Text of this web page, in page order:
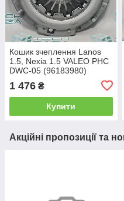
Кошик зчеплення Lanos
1.5, Nexia 1.5 VALEO PHC
DWC-05 (96183980)
1 476 ₴
Купити
Акційні пропозиції та